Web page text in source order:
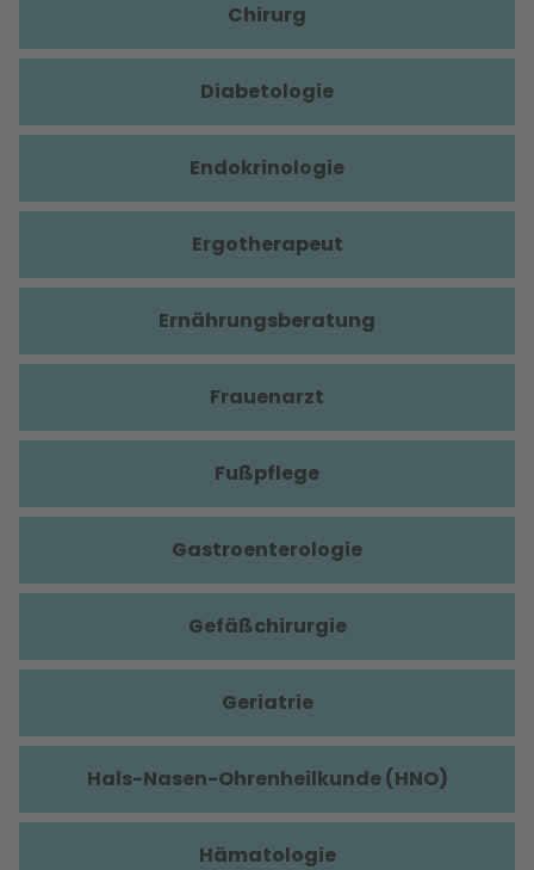
Chirurg
Diabetologie
Endokrinologie
Ergotherapeut
Ernährungsberatung
Frauenarzt
Fußpflege
Gastroenterologie
Gefäßchirurgie
Geriatrie
Hals-Nasen-Ohrenheilkunde (HNO)
Hämatologie